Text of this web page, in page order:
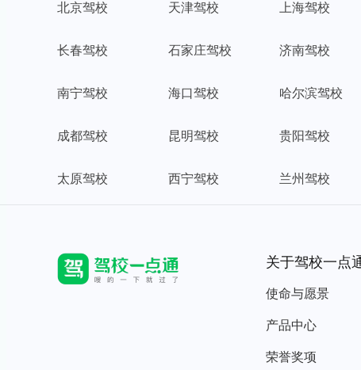
北京驾校 天津驾校 上海驾校
长春驾校 石家庄驾校 济南驾校
南宁驾校 海口驾校 哈尔滨驾校
成都驾校 昆明驾校 贵阳驾校
太原驾校 西宁驾校 兰州驾校
关于驾校一点
使命与愿景
产品中心
荣誉奖项